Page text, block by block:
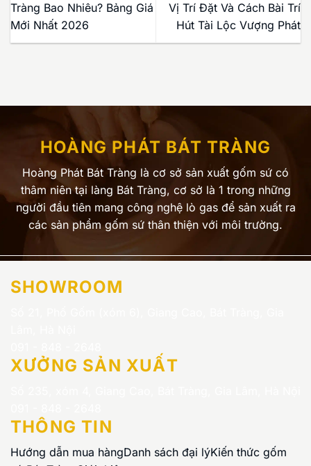
Tràng Bao Nhiêu? Bảng Giá
Mới Nhất 2026
Vị Trí Đặt Và Cách Bài Trí
Hút Tài Lộc Vượng Phát
HOÀNG PHÁT BÁT TRÀNG
Hoàng Phát Bát Tràng là cơ sở sản xuất gốm sứ có
thâm niên tại làng Bát Tràng, cơ sở là 1 trong những
người đầu tiên mang công nghệ lò gas để sản xuất ra
các sản phẩm gốm sứ thân thiện với môi trường.
SHOWROOM
XƯỞNG SẢN XUẤT
THÔNG TIN
Hướng dẫn mua hàngDanh sách đại lýKiến thức gốm